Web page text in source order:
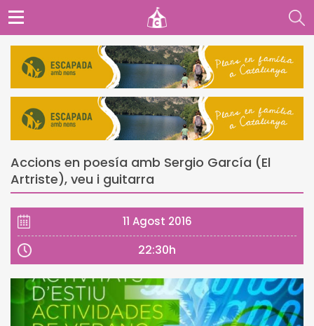
Accions en poesía amb Sergio García (El
Artriste), veu i guitarra
11 Agost 2016
22:30h